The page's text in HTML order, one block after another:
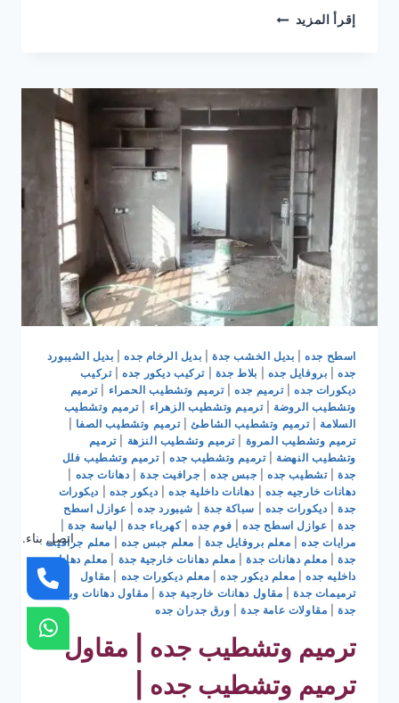
إقرأ المزيد واجهات
|
جرافيت
وبروفايل
ورشات
للرطوبة
اسطح جده| بديل الخشب جدة| بديل الرخام جده| بديل الشيبورد
جده| بروفايل جده بلاط جدة تركيب ديكور جده|تركيب
ديكورات جده|ترميم جده|ترميم وتشطيب الحمراء |ترميم
وتشطيب الروضة |ترميم وتشطيب الزهراء |ترميم وتشطيب
السلامة |ترميم وتشطيب الشاطئ|ترميم وتشطيب الصفا
ترميم وتشطيب المروة |ترميم وتشطيب النزهة |ترميم
وتشطيب النهضة |ترميم وتشطيب جده |ترميم وتشطيب فلل
جدة|تشطيب جده| جبس جده| جرافيت جدة| دهانات جده
دهانات خارجيه جده
دهانات داخلية جده ديكور جده
ديكورات
جدة| ديكورات جده سباكة جدة شيبورد جده
عوازل اسطح
جدة| عوازل اسطح جده| فوم جده|كهرباء جدة| لياسة جدة|
مرايات جده| معلم بروفايل جدة معلم جبس جده
معلم جرافيت
جدة| معلم دهانات جدة| معلم دهانات خارجية جدة
معلم دهانات
داخليه جده| معلم ديكور جده معلم ديكورات جده
مقاول
ترميمات جدة| مقاول دهانات خارجية جدة
مقاول دهانات وبويات
جدة| مقاولات عامة جدة| ورق جدران جده
ترميم وتشطيب جده | مقاول
ترميم وتشطيب جده |
اتصل بناء.